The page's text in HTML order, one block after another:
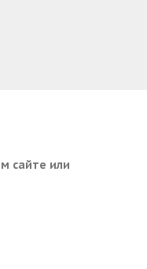
сайте или